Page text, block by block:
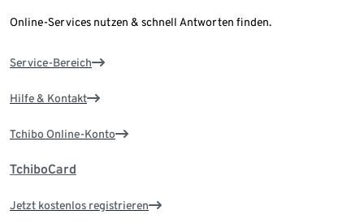
Online-Services nutzen & schnell Antworten finden.
Service-Bereich
Hilfe & Kontakt
Tchibo Online-Konto
TchiboCard
Jetzt kostenlos registrieren